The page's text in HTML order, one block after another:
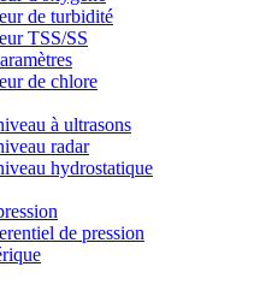
de turbidité
TSS/SS
de chlore
à ultrasons
radar
hydrostatique
de pression